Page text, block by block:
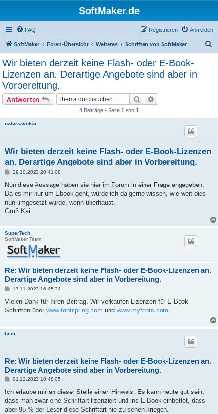
SoftMaker.de
FAQ Anmelden
Registrieren
SoftMaker Foren-Übersicht Weiteres Schriften von SoftMaker
Wir bieten derzeit keine Flash- oder E-Book-
Lizenzen an. Derartige Angebote sind aber in
Vorbereitung.
Antworten Suche
4 Beiträge • Seite 1 von 1
naturistenkai
Wir bieten derzeit keine Flash- oder E-Book-Lizenzen
an. Derartige Angebote sind aber in Vorbereitung.
B
r
a
29.10.2023 20:41:08
Nun diese Aussage haben sie hier im Forum in einer Frage angegeben.
Da es mir nur um Ebook geht, würde ich da gerne wissen, wie weit dies
nun umgesetzt wurde, wenn überhaupt.
Gruß Kai
SuperTech
SoftMaker Team
Re: Wir bieten derzeit keine Flash- oder E-Book-Lizenzen an.
Derartige Angebote sind aber in Vorbereitung.
B
i
r
17.11.2023 16:45:24
Vielen Dank für Ihren Beitrag. Wir verkaufen Lizenzen für E-Book-
Schriften über www.fontspring.com und www.myfonts.com
beiti
Re: Wir bieten derzeit keine Flash- oder E-Book-Lizenzen an.
Derartige Angebote sind aber in Vorbereitung.
B
i
r
a
01.12.2023 10:48:05
Ich erlaube mir an dieser Stelle einen Hinweis: Es kann heute gut sein,
dass man zwar eine Schriftart lizenziert und ins E-Book einbettet, dass
aber 95 % der Leser diese Schriftart nie zu sehen kriegen.